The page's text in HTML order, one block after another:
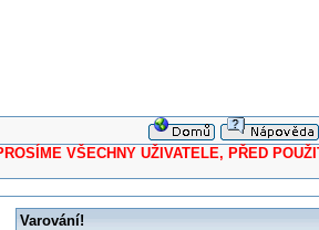
VŠECHNY UŽIVATELE, PŘED
Varování!